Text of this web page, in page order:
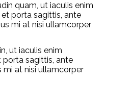
quam, ut iaculis enim
et porta sagittis, ante
mi at nisi ullamcorper
ut iaculis enim
porta sagittis, ante
at nisi ullamcorper